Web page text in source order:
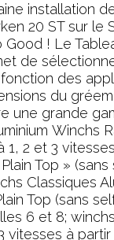
installation
20 ST sur le
Good ! Le
de
des
du
une grande
Winchs
1, 2 et 3
Top »
Classiques
Top (sans
6 et 8;
vitesses à